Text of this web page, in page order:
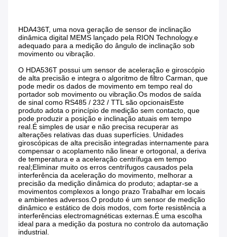
HDA436T, uma nova geração de sensor de inclinação
dinâmica digital MEMS lançado pela RION Technology.e
adequado para a medição do ângulo de inclinação sob
movimento ou vibração.
O HDA536T possui um sensor de aceleração e giroscópio
de alta precisão e integra o algoritmo de filtro Carman, que
pode medir os dados de movimento em tempo real do
portador sob movimento ou vibração.Os modos de saída
de sinal como RS485 / 232 / TTL são opcionaisEste
produto adota o princípio de medição sem contacto, que
pode produzir a posição e inclinação atuais em tempo
real.É simples de usar e não precisa recuperar as
alterações relativas das duas superfícies. Unidades
giroscópicas de alta precisão integradas internamente para
compensar o acoplamento não linear e ortogonal, a deriva
de temperatura e a aceleração centrífuga em tempo
real;Eliminar muito os erros centrífugos causados pela
interferência da aceleração do movimento, melhorar a
precisão da medição dinâmica do produto; adaptar-se a
movimentos complexos a longo prazo Trabalhar em locais
e ambientes adversos.O produto é um sensor de medição
dinâmico e estático de dois modos, com forte resistência a
interferências electromagnéticas externas.É uma escolha
ideal para a medição da postura no controlo da automação
industrial.